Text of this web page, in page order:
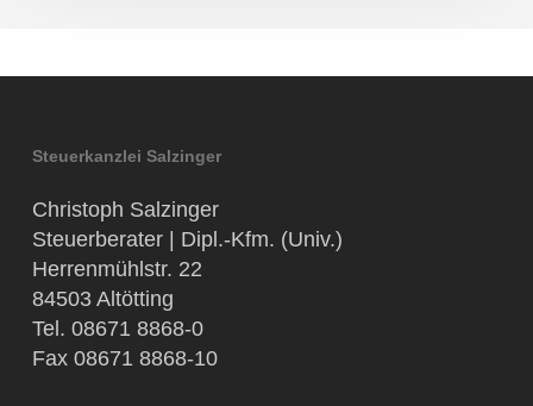
Steuerkanzlei Salzinger
Christoph Salzinger
Steuerberater | Dipl.-Kfm. (Univ.)
Herrenmühlstr. 22
84503 Altötting
Tel. 08671 8868-0
Fax 08671 8868-10